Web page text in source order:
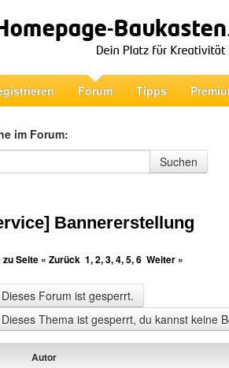
Forum Tipps
im Forum:
im Forum
Suchen
Bannererstellung
zu Seite « Zurück 1,2,3,4,5,6 Weiter »
Dieses Forum ist gesperrt.
Dieses Thema ist gesperrt, du kannst keine
Autor